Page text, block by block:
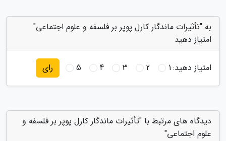
به "تأثیرات ماندگار کارل پوپر بر فلسفه و علوم اجتماعی"
امتیاز دهید
امتیاز دهید:1
2
3
4
5 رای
دیدگاه های مرتبط با "تأثیرات ماندگار کارل پوپر بر فلسفه و
علوم اجتماعی"